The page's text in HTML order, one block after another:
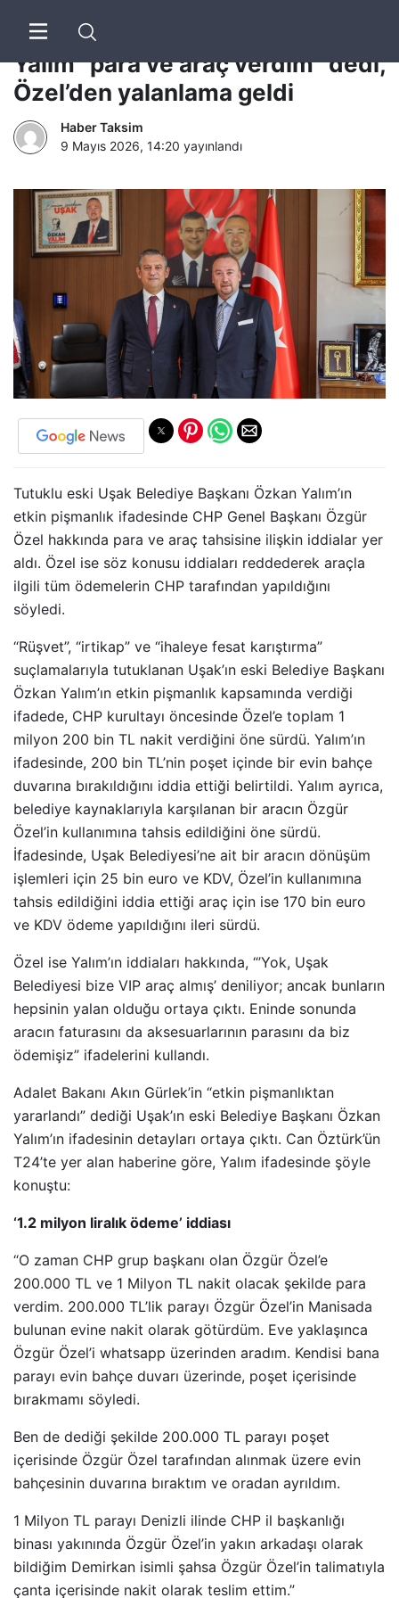
Tutuklu Uşak Belediye Başkanı
Yalım “para ve araç verdim” dedi,
Özel’den yalanlama geldi
Haber Taksim
9 Mayıs 2026, 14:20 yayınlandı
Tutuklu eski Uşak Belediye Başkanı Özkan Yalım’ın
etkin pişmanlık ifadesinde CHP Genel Başkanı Özgür
Özel hakkında para ve araç tahsisine ilişkin iddialar yer
aldı. Özel ise söz konusu iddiaları reddederek araçla
ilgili tüm ödemelerin CHP tarafından yapıldığını
söyledi.
“Rüşvet”, “irtikap” ve “ihaleye fesat karıştırma”
suçlamalarıyla tutuklanan Uşak’ın eski Belediye Başkanı
Özkan Yalım’ın etkin pişmanlık kapsamında verdiği
ifadede, CHP kurultayı öncesinde Özel’e toplam 1
milyon 200 bin TL nakit verdiğini öne sürdü. Yalım’ın
ifadesinde, 200 bin TL’nin poşet içinde bir evin bahçe
duvarına bırakıldığını iddia ettiği belirtildi. Yalım ayrıca,
belediye kaynaklarıyla karşılanan bir aracın Özgür
Özel’in kullanımına tahsis edildiğini öne sürdü.
İfadesinde, Uşak Belediyesi’ne ait bir aracın dönüşüm
işlemleri için 25 bin euro ve KDV, Özel’in kullanımına
tahsis edildiğini iddia ettiği araç için ise 170 bin euro
ve KDV ödeme yapıldığını ileri sürdü.
Özel ise Yalım’ın iddiaları hakkında, “’Yok, Uşak
Belediyesi bize VIP araç almış’ deniliyor; ancak bunların
hepsinin yalan olduğu ortaya çıktı. Eninde sonunda
aracın faturasını da aksesuarlarının parasını da biz
ödemişiz” ifadelerini kullandı.
Adalet Bakanı Akın Gürlek’in “etkin pişmanlıktan
yararlandı” dediği Uşak’ın eski Belediye Başkanı Özkan
Yalım’ın ifadesinin detayları ortaya çıktı. Can Öztürk’ün
T24’te yer alan haberine göre, Yalım ifadesinde şöyle
konuştu:
‘1.2 milyon liralık ödeme’ iddiası
“O zaman CHP grup başkanı olan Özgür Özel’e
200.000 TL ve 1 Milyon TL nakit olacak şekilde para
verdim. 200.000 TL’lik parayı Özgür Özel’in Manisada
bulunan evine nakit olarak götürdüm. Eve yaklaşınca
Özgür Özel’i whatsapp üzerinden aradım. Kendisi bana
parayı evin bahçe duvarı üzerinde, poşet içerisinde
bırakmamı söyledi.
Ben de dediği şekilde 200.000 TL parayı poşet
içerisinde Özgür Özel tarafından alınmak üzere evin
bahçesinin duvarına bıraktım ve oradan ayrıldım.
1 Milyon TL parayı Denizli ilinde CHP il başkanlığı
binası yakınında Özgür Özel’in yakın arkadaşı olarak
bildiğim Demirkan isimli şahsa Özgür Özel’in talimatıyla
çanta içerisinde nakit olarak teslim ettim.”